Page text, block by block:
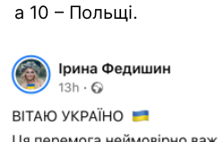
а 10 – Польщі.